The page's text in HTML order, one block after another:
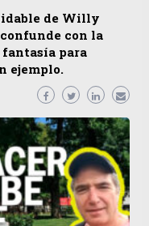
de Willy
con la
fantasía para
ejemplo.